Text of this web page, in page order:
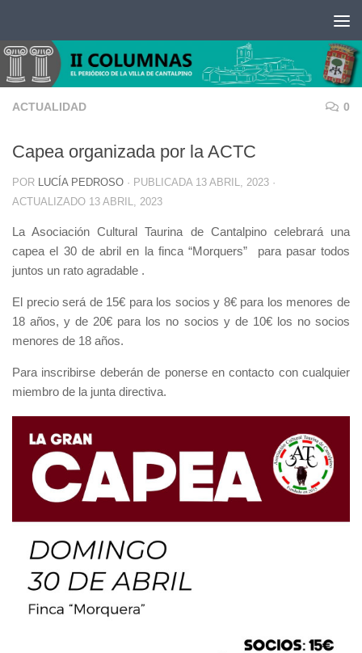
ACTUALIDAD 0
Capea organizada por la ACTC
POR LUCÍA PEDROSO · PUBLICADA 13 ABRIL, 2023 ·
ACTUALIZADO 13 ABRIL, 2023
La Asociación Cultural Taurina de Cantalpino celebrará una
capea el 30 de abril en la finca “Morquers” para pasar todos
juntos un rato agradable .
El precio será de 15€ para los socios y 8€ para los menores de
18 años, y de 20€ para los no socios y de 10€ los no socios
menores de 18 años.
Para inscribirse deberán de ponerse en contacto con cualquier
miembro de la junta directiva.